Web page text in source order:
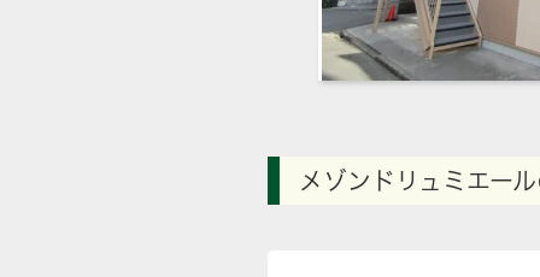
メゾンドリュミエー